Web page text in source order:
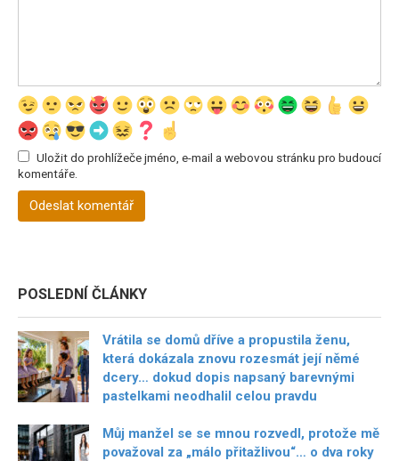
Uložit do prohlížeče jméno, e-mail a webovou stránku pro budoucí
komentáře.
POSLEDNÍ ČLÁNKY
Vrátila se domů dříve a propustila ženu,
která dokázala znovu rozesmát její němé
dcery… dokud dopis napsaný barevnými
pastelkami neodhalil celou pravdu
Můj manžel se se mnou rozvedl, protože mě
považoval za „málo přitažlivou“… o dva roky